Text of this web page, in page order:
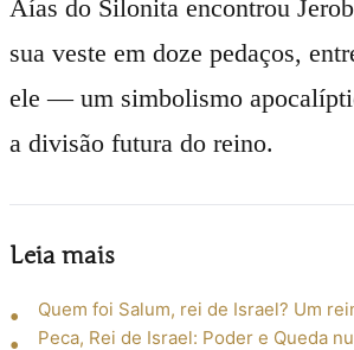
Aías do Silonita encontrou
sua veste em doze pedaços,
ele — um simbolismo
a divisão futura do reino.
Leia mais
Quem foi Salum, rei de Israel? Um
Peca, Rei de Israel: Poder e Queda